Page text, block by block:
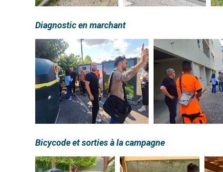
Diagnostic en marchant
Bicycode et sorties à la campagne